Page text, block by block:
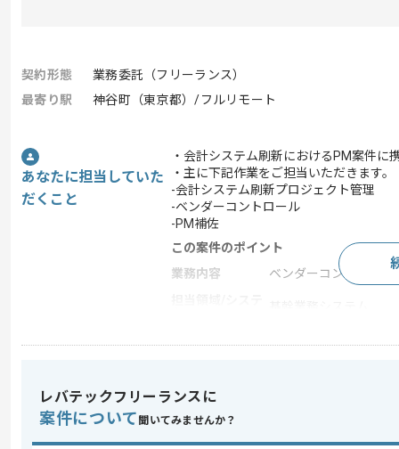
契約形態
業務委託（フリーランス）
最寄り駅
神谷町（東京都）/フルリモート
あなたに担当していた
だくこと
・会計システム刷新におけるPM案件に
・主に下記作業をご担当いただきます。
-会計システム刷新プロジェクト管理
-ベンダーコントロール
-PM補佐
この案件のポイント
業務内容
ベンダーコントロール
スキル
レバテックフリーランスに
案件について 聞いてみませんか？